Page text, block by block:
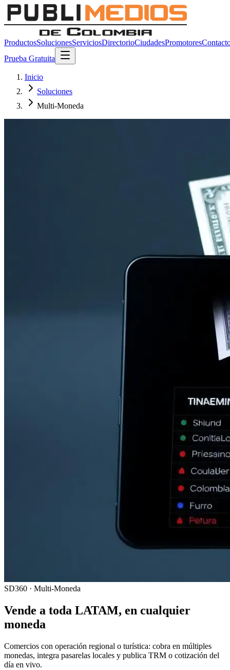
ProductosSolucionesServiciosDirectorioCiudadesPromotores
Prueba Gratuita
Inicio
Soluciones
Multi-Moneda
SD360 · Multi-Moneda
Vende a toda LATAM, en cualquier
moneda
Comercios con operación regional o turística: cobra en múltiples
monedas, integra pasarelas locales y publica TRM o cotización del
día en vivo.